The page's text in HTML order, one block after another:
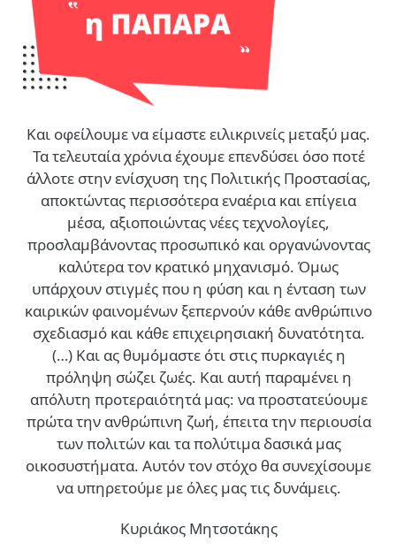
Και οφείλουμε να είμαστε ειλικρινείς μεταξύ μας.
Τα τελευταία χρόνια έχουμε επενδύσει όσο ποτέ
άλλοτε στην ενίσχυση της Πολιτικής Προστασίας,
αποκτώντας περισσότερα εναέρια και επίγεια
μέσα, αξιοποιώντας νέες τεχνολογίες,
προσλαμβάνοντας προσωπικό και οργανώνοντας
καλύτερα τον κρατικό μηχανισμό. Όμως
υπάρχουν στιγμές που η φύση και η ένταση των
καιρικών φαινομένων ξεπερνούν κάθε ανθρώπινο
σχεδιασμό και κάθε επιχειρησιακή δυνατότητα.
(…) Και ας θυμόμαστε ότι στις πυρκαγιές η
πρόληψη σώζει ζωές. Και αυτή παραμένει η
απόλυτη προτεραιότητά μας: να προστατεύουμε
πρώτα την ανθρώπινη ζωή, έπειτα την περιουσία
των πολιτών και τα πολύτιμα δασικά μας
οικοσυστήματα. Αυτόν τον στόχο θα συνεχίσουμε
να υπηρετούμε με όλες μας τις δυνάμεις.
Κυριάκος Μητσοτάκης